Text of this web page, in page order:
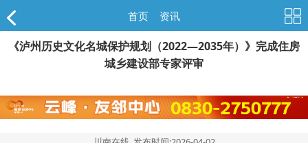
首页 资讯
《泸州历史文化名城保护规划（2022—2035年）》完成住房
城乡建设部专家评审